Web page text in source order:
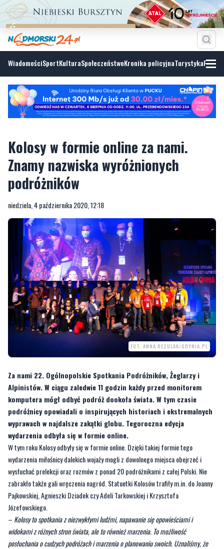
WiadomościSportKulturaSpołeczeństwoKronika policyjnaTurystyka
Kolosy w formie online za nami.
Znamy nazwiska wyróżnionych
podróżników
niedziela, 4 października 2020, 12:18
FOT. ANNA REZULAK/GDYNIA.PL
Za nami 22. Ogólnopolskie Spotkania Podróżników, Żeglarzy i
Alpinistów. W ciągu zaledwie 11 godzin każdy przed monitorem
komputera mógł odbyć podróż dookoła świata. W tym czasie
podróżnicy opowiadali o inspirujących historiach i ekstremalnych
wyprawach w najdalsze zakątki globu. Tegoroczna edycja
wydarzenia odbyła się w formie online.
W tym roku Kolosy odbyły się w formie online. Dzięki takiej formie tego
wydarzenia miłośnicy dalekich wojaży mogli z dowolnego miejsca obejrzeć i
wysłuchać prelekcji oraz rozmów z ponad 20 podróżnikami z całej Polski. Nie
zabrakło także gali wręczenia nagród. Statuetki Kolosów trafiły m.in. do Joanny
Pajkowskiej, Agnieszki Dziadek czy Adeli Tarkowskiej i Krzysztofa
Józefowskiego.
– Kolosy to spotkania z niezwykłymi ludźmi, napawanie się opowieściami i
widokami z różnych stron świata, ale to również marzenia. To możliwość
posłuchania o cudzych podróżach i marzenia o planowaniu swoich. Uznaliśmy, że